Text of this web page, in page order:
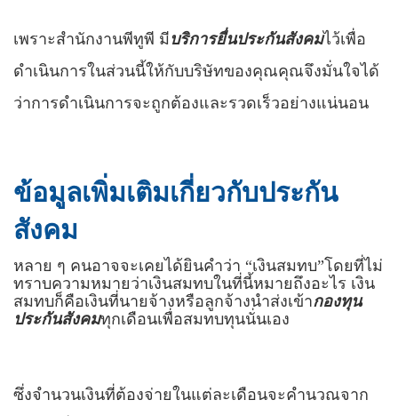
เพราะสำนักงานพีทูพี มีบริการยื่นประกันสังคมไว้เพื่อ
ดำเนินการในส่วนนี้ให้กับบริษัทของคุณคุณจึงมั่นใจได้
ว่าการดำเนินการจะถูกต้องและรวดเร็วอย่างแน่นอน
ข้อมูลเพิ่มเติมเกี่ยวกับประกัน
สังคม
หลาย ๆ คนอาจจะเคยได้ยินคำว่า “เงินสมทบ”โดยที่ไม่
ทราบความหมายว่าเงินสมทบในที่นี้หมายถึงอะไร เงิน
สมทบก็คือเงินที่นายจ้างหรือลูกจ้างนำส่งเข้ากองทุน
ประกันสังคมทุกเดือนเพื่อสมทบทุนนั่นเอง
ซึ่งจำนวนเงินที่ต้องจ่ายในแต่ละเดือนจะคำนวณจาก